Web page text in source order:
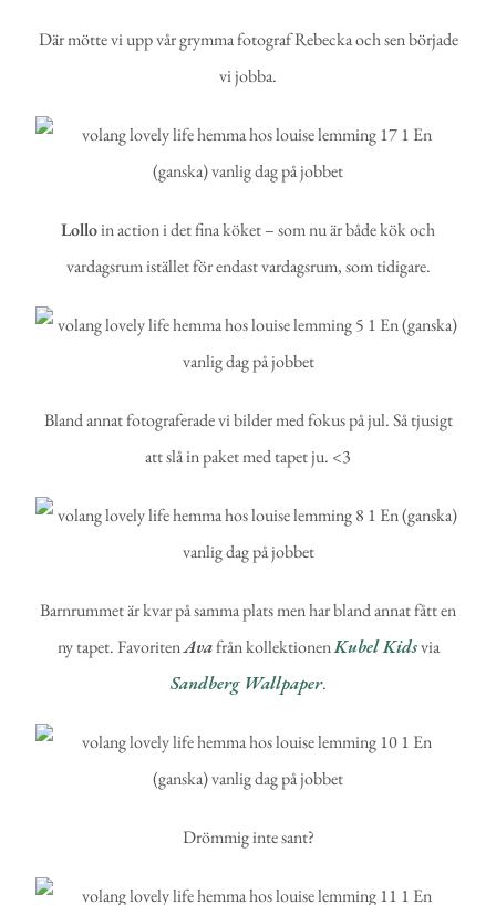
Där mötte vi upp vår grymma fotograf Rebecka och sen började
vi jobba.
Lolloin action i det fina köket – som nu är både kök och
vardagsrum istället för endast vardagsrum, som tidigare.
Bland annat fotograferade vi bilder med fokus på jul. Så tjusigt
att slå in paket med tapet ju. <3
Barnrummet är kvar på samma plats men har bland annat fått en
ny tapet. FavoritenAvafrån kollektionenKubel Kidsvia
Sandberg Wallpaper.
Drömmig inte sant?